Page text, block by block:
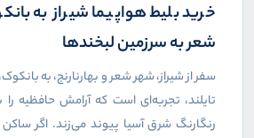
خرید بلیط هواپیما شیراز به
شعر به سرزمین لبخندها
سفر از شیراز، شهر شعر و بهارنارنج، به
تایلند، تجربه‌ای است که آرامش حافظیه
رنگارنگ شرق آسیا پیوند می‌زند. اگر